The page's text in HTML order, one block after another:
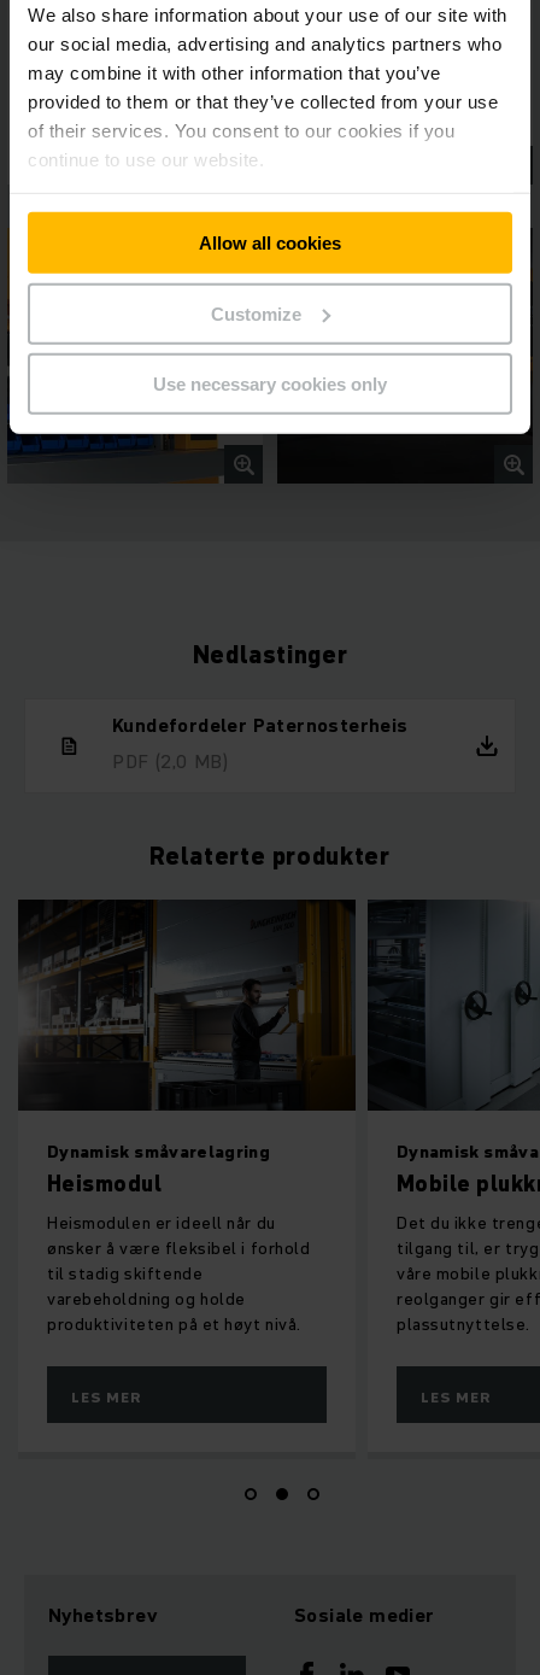
We also share information about your use of our site with
our social media, advertising and analytics partners who
may combine it with other information that you’ve
provided to them or that they’ve collected from your use
of their services. You consent to our cookies if you
continue to use our website.
Allow all cookies
Customize
Use necessary cookies only
Nedlastinger
Kundefordeler Paternosterheis
PDF (2,0 MB)
Relaterte produkter
Dynamisk småvarelagring
Heismodul
Heismodulen er ideell når du
ønsker å være fleksibel i forhold
til stadig skiftende
varebeholdning og holde
produktiviteten på et høyt nivå.
LES MER
Dynamisk
Mobile
Det du ikke
tilgang til, er
våre mobile
reolganger gir
plassutnyttelse.
LES MER
Nyhetsbrev Sosiale medier